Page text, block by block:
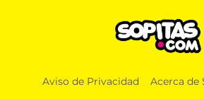
Aviso de Privacidad Acerca de